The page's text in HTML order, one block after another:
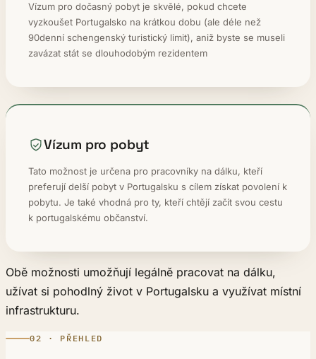
Vízum pro dočasný pobyt je skvělé, pokud chcete
vyzkoušet Portugalsko na krátkou dobu (ale déle než
90denní schengenský turistický limit), aniž byste se museli
zavázat stát se dlouhodobým rezidentem
Vízum pro pobyt
Tato možnost je určena pro pracovníky na dálku, kteří
preferují delší pobyt v Portugalsku s cílem získat povolení k
pobytu. Je také vhodná pro ty, kteří chtějí začít svou cestu
k portugalskému občanství.
Obě možnosti umožňují legálně pracovat na dálku,
užívat si pohodlný život v Portugalsku a využívat místní
infrastrukturu.
02 · PŘEHLED